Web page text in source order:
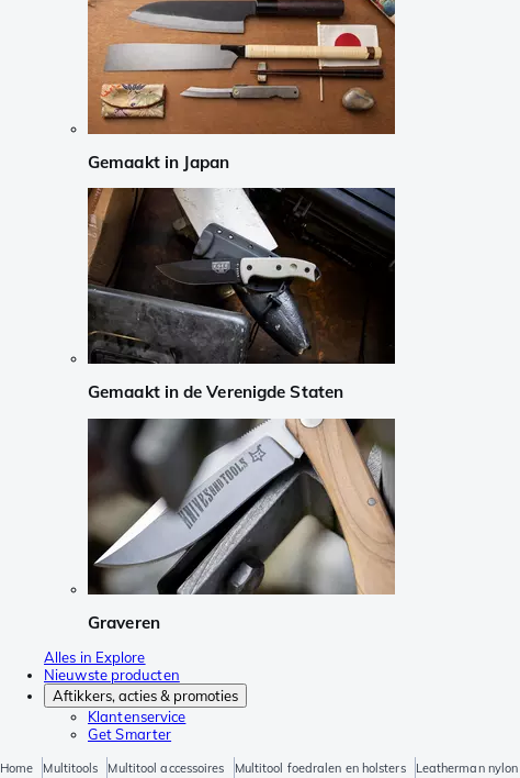
Gemaakt in Japan
Gemaakt in de Verenigde Staten
Graveren
Alles in Explore
Nieuwste producten
Aftikkers, acties & promoties
Klantenservice
Get Smarter
Home Multitools Multitool accessoires Multitool foedralen en holsters Leatherman